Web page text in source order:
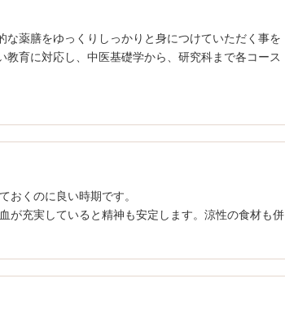
薬膳をゆっくりしっかりと身につけていただく事を
育に対応し、中医基礎学から、研究科まで各コース
くのに良い時期です。
が充実していると精神も安定します。涼性の食材も併